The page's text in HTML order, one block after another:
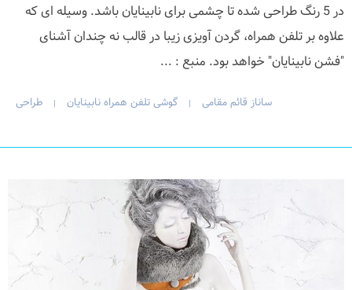
در 5 رنگ طراحی شده تا چشمی برای نابینایان باشد. وسیله ای که
علاوه بر تلفن همراه، گردن آویزی زیبا در قالب نه چندان آشنای
"فشن نابینایان" خواهد بود. منبع : ...
ساناز قائم مقامی | گوشی تلفن همراه نابینایان | طراحی